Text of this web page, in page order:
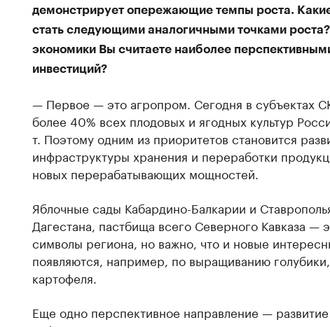
демонстрирует опережающие темпы роста.
стать следующими аналогичными точками
экономики Вы считаете наиболее
инвестиций?
— Первое — это агропром. Сегодня в субъектах
более 40% всех плодовых и ягодных культур
т. Поэтому одним из приоритетов становится
инфраструктуры хранения и переработки
новых перерабатывающих мощностей.
Яблочные сады Кабардино-Балкарии и
Дагестана, пастбища всего Северного Кавказа —
символы региона, но важно, что и новые
появляются, например, по выращиванию
картофеля.
Еще одно перспективное направление —